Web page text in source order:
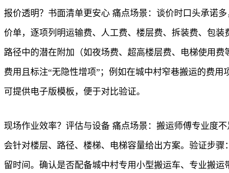
报价透明？书面清单更安心 痛点场景：谈价时口头承诺
价单，逐项列明运输费、人工费、楼层费、拆装费、包
路径中的潜在附加（如夜场费、超高楼层费、电梯使用
费用且标注“无隐性增项”；例如在城中村窄巷搬运的费
可提供电子版模板，便于对比验证。
现场作业效率？评估与设备 痛点场景：搬运师傅专业度
会针对楼层、路径、楼梯、电梯容量给出方案。验证步
留时间。确认是否配备城中村专用小型搬运车、专业搬